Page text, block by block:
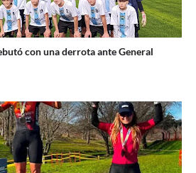
con una derrota ante General